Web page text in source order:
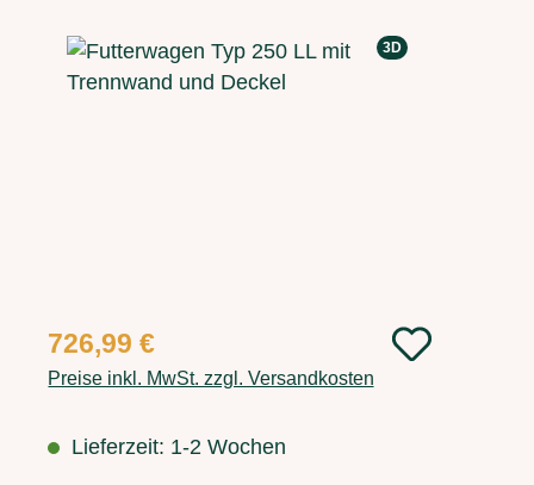
Bildergalerie überspringen 3D
Regulärer Preis:
726,99 €
Preise inkl. MwSt. zzgl. Versandkosten
Lieferzeit: 1-2 Wochen